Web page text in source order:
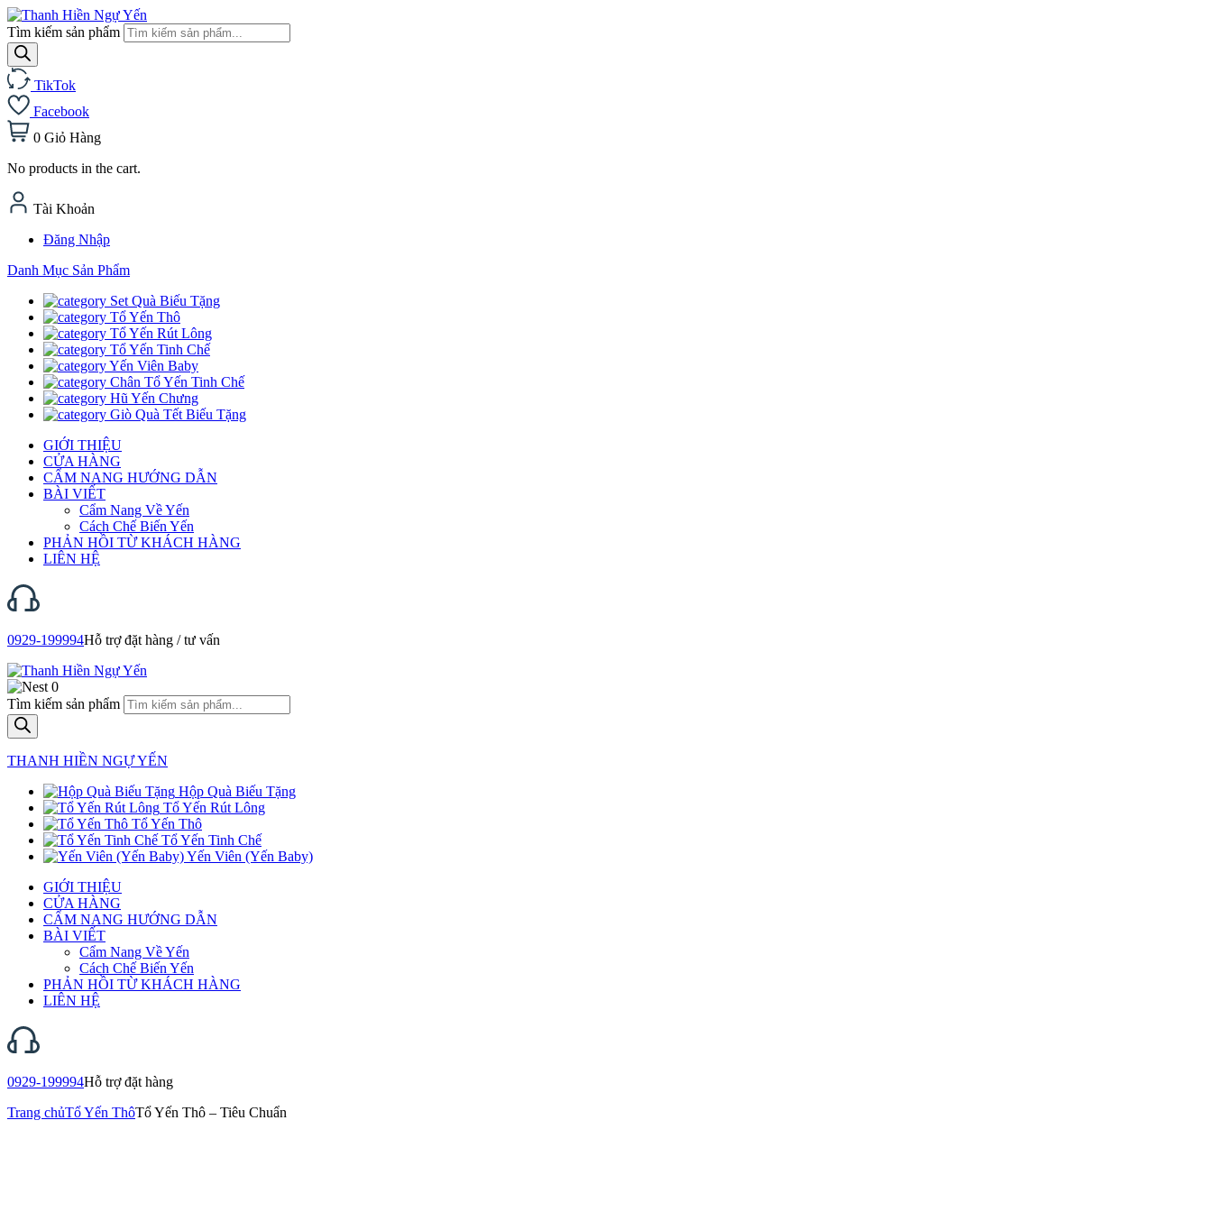
Tìm kiếm sản phẩm
TikTok
Facebook
0 Giỏ Hàng
No products in the cart.
Tài Khoản
Đăng Nhập
Danh Mục Sản Phẩm
Set Quà Biếu Tặng
Tổ Yến Thô
Tổ Yến Rút Lông
Tổ Yến Tinh Chế
Yến Viên Baby
Chân Tổ Yến Tinh Chế
Hũ Yến Chưng
Giò Quà Tết Biếu Tặng
GIỚI THIỆU
CỬA HÀNG
CẨM NANG HƯỚNG DẪN
BÀI VIẾT
Cẩm Nang Về Yến
Cách Chế Biến Yến
PHẢN HỒI TỪ KHÁCH HÀNG
LIÊN HỆ
0929-199994Hỗ trợ đặt hàng / tư vấn
0
Tìm kiếm sản phẩm
THANH HIỀN NGỰ YẾN
Hộp Quà Biếu Tặng
Tổ Yến Rút Lông
Tổ Yến Thô
Tổ Yến Tinh Chế
Yến Viên (Yến Baby)
GIỚI THIỆU
CỬA HÀNG
CẨM NANG HƯỚNG DẪN
BÀI VIẾT
Cẩm Nang Về Yến
Cách Chế Biến Yến
PHẢN HỒI TỪ KHÁCH HÀNG
LIÊN HỆ
0929-199994Hỗ trợ đặt hàng
Trang chủTổ Yến ThôTổ Yến Thô – Tiêu Chuẩn